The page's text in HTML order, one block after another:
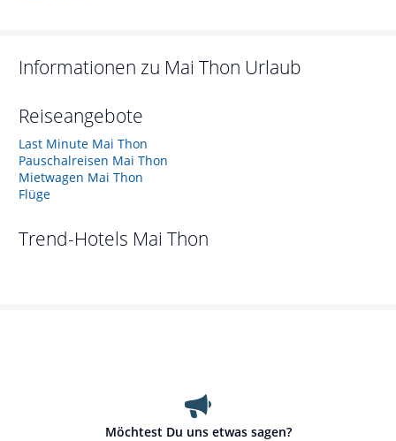
Informationen zu Mai Thon Urlaub
Reiseangebote
Last Minute Mai Thon
Pauschalreisen Mai Thon
Mietwagen Mai Thon
Flüge
Trend-Hotels Mai Thon
Möchtest Du uns etwas sagen?